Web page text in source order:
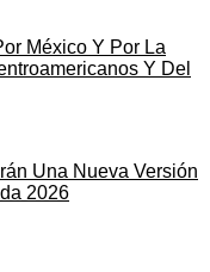
México Y Por La
Y Del
Una Nueva Versión
2026